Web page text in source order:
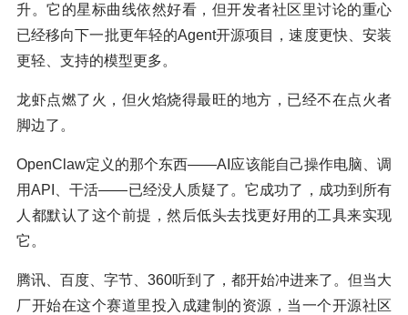
升。它的星标曲线依然好看，但开发者社区里讨论的重心
已经移向下一批更年轻的Agent开源项目，速度更快、安装
更轻、支持的模型更多。
龙虾点燃了火，但火焰烧得最旺的地方，已经不在点火者
脚边了。
OpenClaw定义的那个东西——AI应该能自己操作电脑、调
用API、干活——已经没人质疑了。它成功了，成功到所有
人都默认了这个前提，然后低头去找更好用的工具来实现
它。
腾讯、百度、字节、360听到了，都开始冲进来了。但当大
厂开始在这个赛道里投入成建制的资源，当一个开源社区